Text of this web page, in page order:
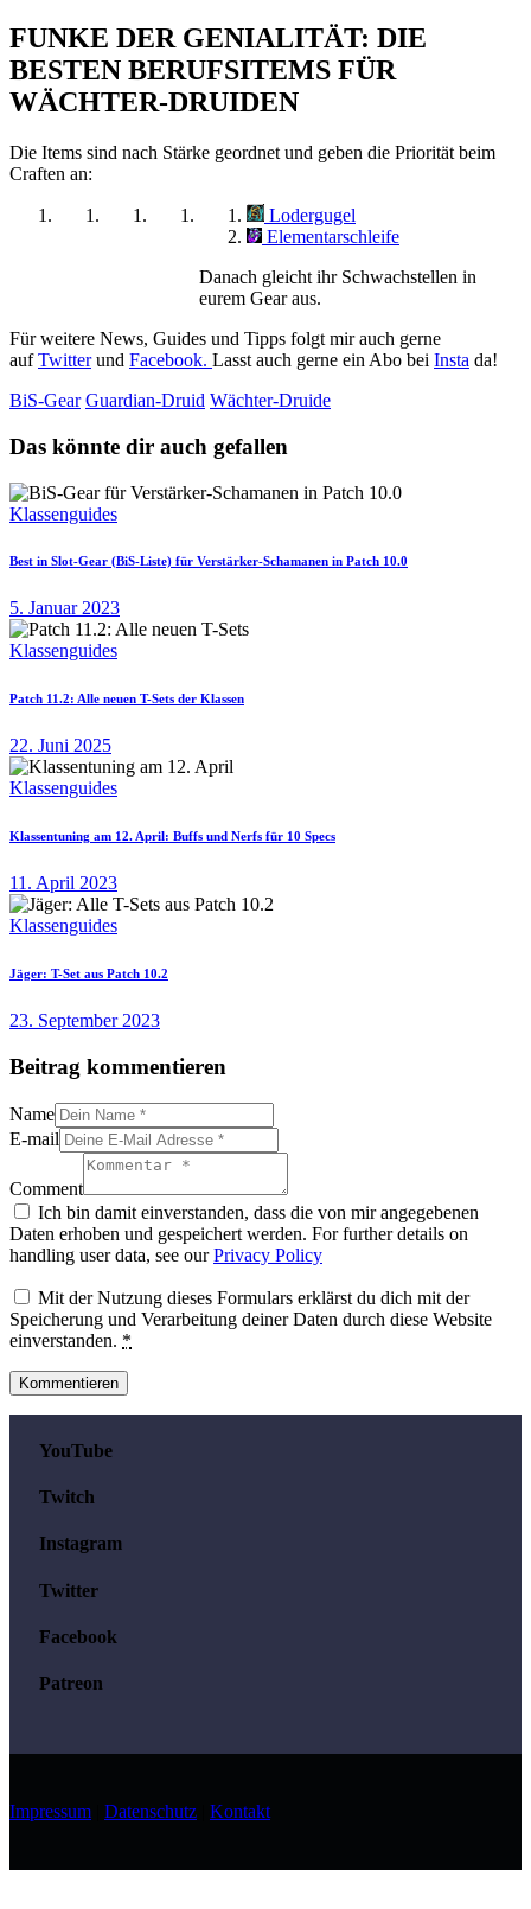
FUNKE DER GENIALITÄT: DIE
BESTEN BERUFSITEMS FÜR
WÄCHTER-DRUIDEN
Die Items sind nach Stärke geordnet und geben die Priorität beim
Craften an:
Lodergugel
Elementarschleife
Danach gleicht ihr Schwachstellen in
eurem Gear aus.
Für weitere News, Guides und Tipps folgt mir auch gerne
aufTwitterund Facebook. Lasst auch gerne ein Abo bei Insta da!
BiS-Gear Guardian-Druid Wächter-Druide
Das könnte dir auch gefallen
Klassenguides
Best in Slot-Gear (BiS-Liste) für Verstärker-Schamanen in Patch 10.0
5. Januar 2023
Klassenguides
Patch 11.2: Alle neuen T-Sets der Klassen
22. Juni 2025
Klassenguides
Klassentuning am 12. April: Buffs und Nerfs für 10 Specs
11. April 2023
Klassenguides
Jäger: T-Set aus Patch 10.2
23. September 2023
Beitrag kommentieren
Name
E-mail
Comment
Ich bin damit einverstanden, dass die von mir angegebenen
Daten erhoben und gespeichert werden. For further details on
handling user data, see ourPrivacy Policy
Mit der Nutzung dieses Formulars erklärst du dich mit der
Speicherung und Verarbeitung deiner Daten durch diese Website
einverstanden. *
YouTube
Twitch
Instagram
Twitter
Facebook
Patreon
Impressum Datenschutz Kontakt